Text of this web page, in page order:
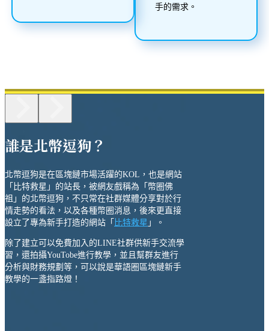
手的需求。
誰是北幣逗狗？
北幣逗狗是在區塊鏈市場活躍的KOL，也是網站
「比特救星」的站長，被網友戲稱為「幣圈佛
祖」的北幣逗狗，不只常在社群媒體分享對於行
情走勢的看法，以及各種幣圈消息，後來更直接
設立了專為新手打造的網站「 比特救星 」。
除了建立可以免費加入的LINE社群供新手交流學
習，還拍攝YouTobe進行教學，並且幫群友進行
分析與財務規劃等，可以說是華語圈區塊鏈新手
教學的一盞指路燈！